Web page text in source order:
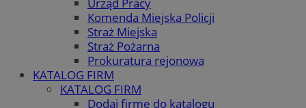
Komenda Miejska Policji
Straż Miejska
Straż Pożarna
Prokuratura rejonowa
KATALOG FIRM
KATALOG FIRM
Dodaj firmę do katalogu